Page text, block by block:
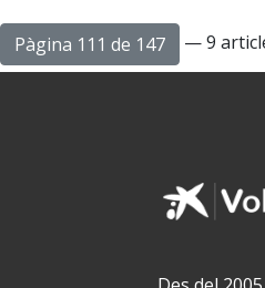
Pàgina 111 de 147 — 9